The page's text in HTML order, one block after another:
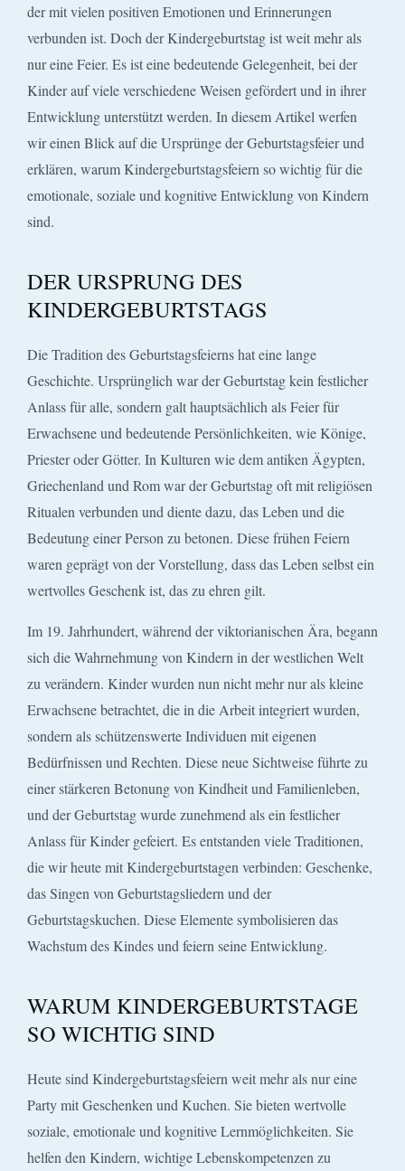
der mit vielen positiven Emotionen und Erinnerungen
verbunden ist. Doch der Kindergeburtstag ist weit mehr als
nur eine Feier. Es ist eine bedeutende Gelegenheit, bei der
Kinder auf viele verschiedene Weisen gefördert und in ihrer
Entwicklung unterstützt werden. In diesem Artikel werfen
wir einen Blick auf die Ursprünge der Geburtstagsfeier und
erklären, warum Kindergeburtstagsfeiern so wichtig für die
emotionale, soziale und kognitive Entwicklung von Kindern
sind.
DER URSPRUNG DES
KINDERGEBURTSTAGS
Die Tradition des Geburtstagsfeierns hat eine lange
Geschichte. Ursprünglich war der Geburtstag kein festlicher
Anlass für alle, sondern galt hauptsächlich als Feier für
Erwachsene und bedeutende Persönlichkeiten, wie Könige,
Priester oder Götter. In Kulturen wie dem antiken Ägypten,
Griechenland und Rom war der Geburtstag oft mit religiösen
Ritualen verbunden und diente dazu, das Leben und die
Bedeutung einer Person zu betonen. Diese frühen Feiern
waren geprägt von der Vorstellung, dass das Leben selbst ein
wertvolles Geschenk ist, das zu ehren gilt.
Im 19. Jahrhundert, während der viktorianischen Ära, begann
sich die Wahrnehmung von Kindern in der westlichen Welt
zu verändern. Kinder wurden nun nicht mehr nur als kleine
Erwachsene betrachtet, die in die Arbeit integriert wurden,
sondern als schützenswerte Individuen mit eigenen
Bedürfnissen und Rechten. Diese neue Sichtweise führte zu
einer stärkeren Betonung von Kindheit und Familienleben,
und der Geburtstag wurde zunehmend als ein festlicher
Anlass für Kinder gefeiert. Es entstanden viele Traditionen,
die wir heute mit Kindergeburtstagen verbinden: Geschenke,
das Singen von Geburtstagsliedern und der
Geburtstagskuchen. Diese Elemente symbolisieren das
Wachstum des Kindes und feiern seine Entwicklung.
WARUM KINDERGEBURTSTAGE
SO WICHTIG SIND
Heute sind Kindergeburtstagsfeiern weit mehr als nur eine
Party mit Geschenken und Kuchen. Sie bieten wertvolle
soziale, emotionale und kognitive Lernmöglichkeiten. Sie
helfen den Kindern, wichtige Lebenskompetenzen zu